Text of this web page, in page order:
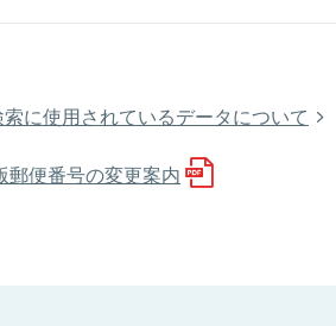
に使用されているデータについて
郵便番号の変更案内